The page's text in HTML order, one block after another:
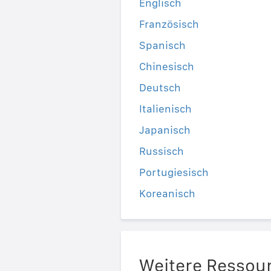
Französisch
Spanisch
Chinesisch
Deutsch
Italienisch
Japanisch
Russisch
Portugiesisch
Koreanisch
Weitere